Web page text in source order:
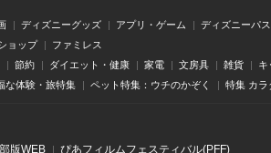
ディズニーグッズ アプリ・ゲーム ディズニーパス
ョップ ファミレス
節約 ダイエット・健康 家電 文房具 雑貨 キ
な体験・旅特集 ペット特集：ウチのかぞく 特集 カラ
版WEB ぴあフィルムフェスティバル(PFF)